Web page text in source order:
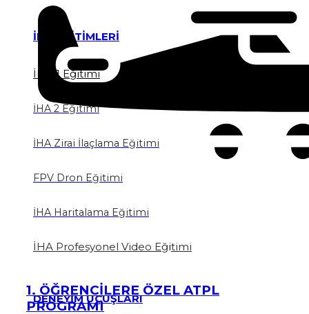
İHA EĞİTİMLERİ
İHA 1 Eğitimi
İHA 2 Eğitimi
İHA Zirai İlaçlama Eğitimi
FPV Dron Eğitimi
İHA Haritalama Eğitimi
İHA Profesyonel Video Eğitimi
DENEYİM UÇUŞLARI
1. ÖĞRENCİLERE ÖZEL ATPL
PROGRAMI